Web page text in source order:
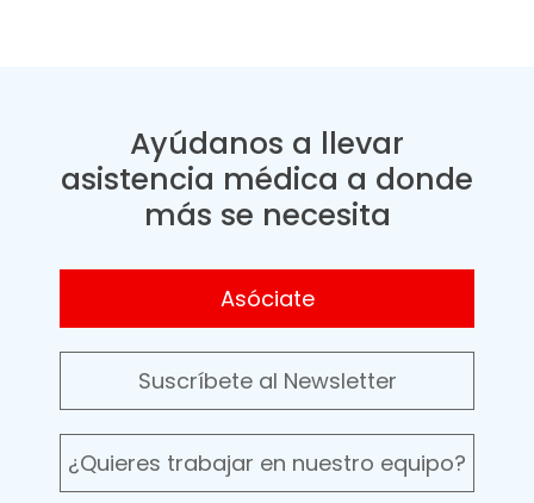
Ayúdanos a llevar
asistencia médica a donde
más se necesita
Asóciate
Suscríbete al Newsletter
¿Quieres trabajar en nuestro equipo?